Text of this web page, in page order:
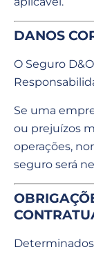
DANOS
O Seguro
Se uma
ou prejuízos
operações,
seguro será